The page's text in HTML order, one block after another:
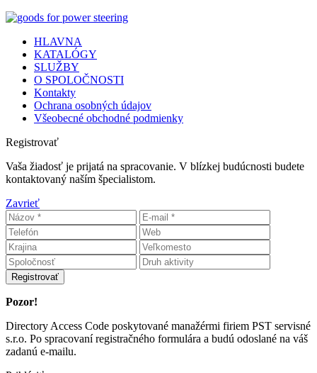
HLAVNA
KATALÓGY
SLUŽBY
O SPOLOČNOSTI
Kontakty
Ochrana osobných údajov
Všeobecné obchodné podmienky
Registrovať
Vaša žiadosť je prijatá na spracovanie. V blízkej budúcnosti budete
kontaktovaný naším špecialistom.
Zavrieť
Registrovať
Pozor!
Directory Access Code poskytované manažérmi firiem PST servisné
s.r.o. Po spracovaní registračného formulára a budú odoslané na váš
zadanú e-mailu.